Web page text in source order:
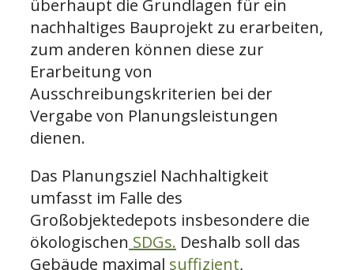
überhaupt die Grundlagen für ein
nachhaltiges Bauprojekt zu erarbeiten,
zum anderen können diese zur
Erarbeitung von
Ausschreibungskriterien bei der
Vergabe von Planungsleistungen
dienen.
Das Planungsziel Nachhaltigkeit
umfasst im Falle des
Großobjektedepots insbesondere die
ökologischen SDGs. Deshalb soll das
Gebäude maximal suffizient,